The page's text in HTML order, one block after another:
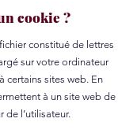
cookie ?
constitué de lettres
sur votre ordinateur
certains sites web. En
à un site web de
de l’utilisateur.